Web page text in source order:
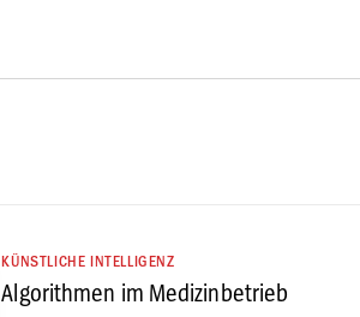
KÜNSTLICHE INTELLIGENZ
Algorithmen im Medizinbetrieb